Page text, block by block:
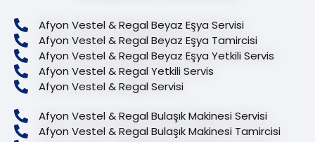
Afyon Vestel & Regal Beyaz Eşya Servisi
Afyon Vestel & Regal Beyaz Eşya Tamircisi
Afyon Vestel & Regal Beyaz Eşya Yetkili Servis
Afyon Vestel & Regal Yetkili Servis
Afyon Vestel & Regal Servisi
Afyon Vestel & Regal Bulaşık Makinesi Servisi
Afyon Vestel & Regal Bulaşık Makinesi Tamircisi